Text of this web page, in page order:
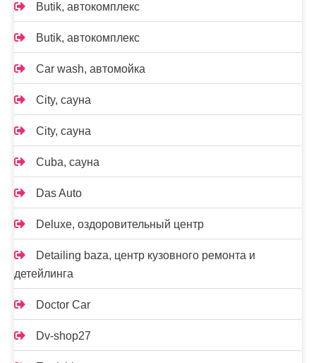
Butik, автокомплекс
Butik, автокомплекс
Car wash, автомойка
City, сауна
City, сауна
Cuba, сауна
Das Auto
Deluxe, оздоровительный центр
Detailing baza, центр кузовного ремонта и
детейлинга
Doctor Car
Dv-shop27